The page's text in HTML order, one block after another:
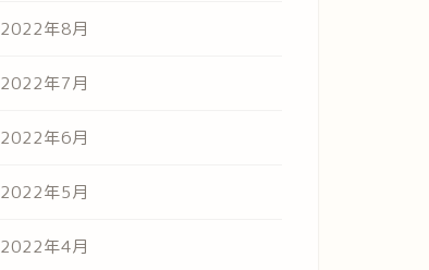
2022年8月
2022年7月
2022年6月
2022年5月
2022年4月